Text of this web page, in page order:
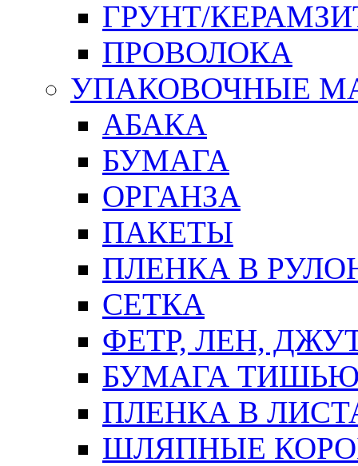
ГРУНТ/
ПРОВОЛОКА
УПАКОВОЧНЫЕ
АБАКА
БУМАГА
ОРГАНЗА
ПАКЕТЫ
ПЛЕНКА В
СЕТКА
ФЕТР, ЛЕН,
БУМАГА
ПЛЕНКА В
ШЛЯПНЫЕ